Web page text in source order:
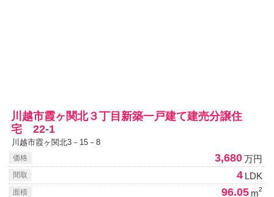
川越市霞ヶ関北３丁目新築一戸建て建売分譲住
宅 22-1
川越市霞ヶ関北3－15－8
価格 3,680 万円
間取 4 LDK
面積 96.05 m2